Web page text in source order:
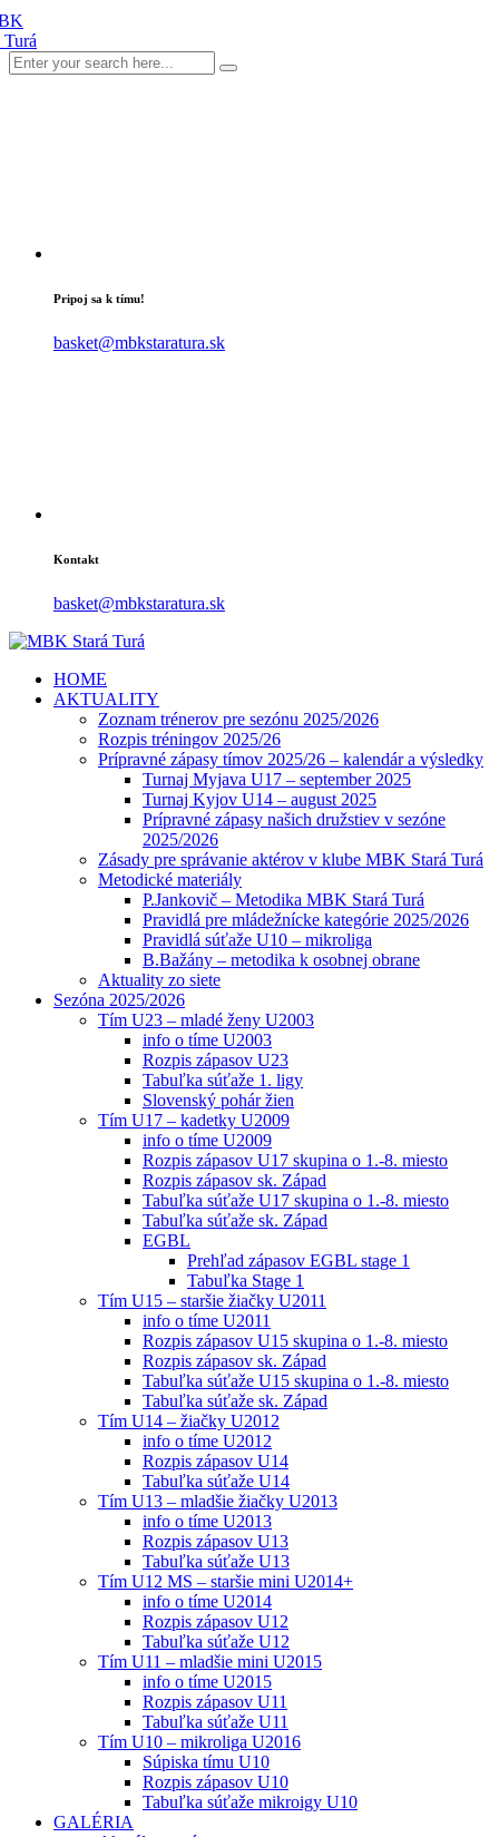
Pripoj sa k tímu!
basket@mbkstaratura.sk
Kontakt
basket@mbkstaratura.sk
HOME
AKTUALITY
Zoznam trénerov pre sezónu 2025/2026
Rozpis tréningov 2025/26
Prípravné zápasy tímov 2025/26 – kalendár a výsledky
Turnaj Myjava U17 – september 2025
Turnaj Kyjov U14 – august 2025
Prípravné zápasy našich družstiev v sezóne
2025/2026
Zásady pre správanie aktérov v klube MBK Stará Turá
Metodické materiály
P.Jankovič – Metodika MBK Stará Turá
Pravidlá pre mládežnícke kategórie 2025/2026
Pravidlá súťaže U10 – mikroliga
B.Bažány – metodika k osobnej obrane
Aktuality zo siete
Sezóna 2025/2026
Tím U23 – mladé ženy U2003
info o tíme U2003
Rozpis zápasov U23
Tabuľka súťaže 1. ligy
Slovenský pohár žien
Tím U17 – kadetky U2009
info o tíme U2009
Rozpis zápasov U17 skupina o 1.-8. miesto
Rozpis zápasov sk. Západ
Tabuľka súťaže U17 skupina o 1.-8. miesto
Tabuľka súťaže sk. Západ
EGBL
Prehľad zápasov EGBL stage 1
Tabuľka Stage 1
Tím U15 – staršie žiačky U2011
info o tíme U2011
Rozpis zápasov U15 skupina o 1.-8. miesto
Rozpis zápasov sk. Západ
Tabuľka súťaže U15 skupina o 1.-8. miesto
Tabuľka súťaže sk. Západ
Tím U14 – žiačky U2012
info o tíme U2012
Rozpis zápasov U14
Tabuľka súťaže U14
Tím U13 – mladšie žiačky U2013
info o tíme U2013
Rozpis zápasov U13
Tabuľka súťaže U13
Tím U12 MS – staršie mini U2014+
info o tíme U2014
Rozpis zápasov U12
Tabuľka súťaže U12
Tím U11 – mladšie mini U2015
info o tíme U2015
Rozpis zápasov U11
Tabuľka súťaže U11
Tím U10 – mikroliga U2016
Súpiska tímu U10
Rozpis zápasov U10
Tabuľka súťaže mikroigy U10
GALÉRIA